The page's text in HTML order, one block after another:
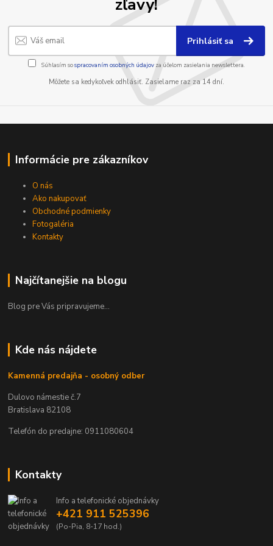
Prihlásiť sa
Súhlasím sospracovaním osobných údajov za účelom zasielania newslettera.
Môžete sa kedykoľvek odhlásiť. Zasielame raz za 14 dní.
Informácie pre zákazníkov
O nás
Ako nakupovať
Obchodné podmienky
Fotogaléria
Kontakty
Najčítanejšie na blogu
Blog pre Vás pripravujeme...
Kde nás nájdete
Kamenná predajňa - osobný odber
Dulovo námestie č.7
Bratislava 82108
Telefón do predajne: 0911080604
Kontakty
Info a telefonické objednávky
+421 911 525396
(Po-Pia, 8-17 hod.)